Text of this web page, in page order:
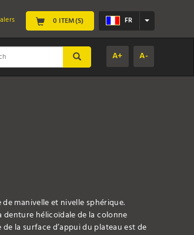
FR
0 ITEM(S)
A+ A-
SUBMIT
manivelle et nivelle sphérique.
denture hélicoïdale de la colonne
la surface d’appui du plateau est de